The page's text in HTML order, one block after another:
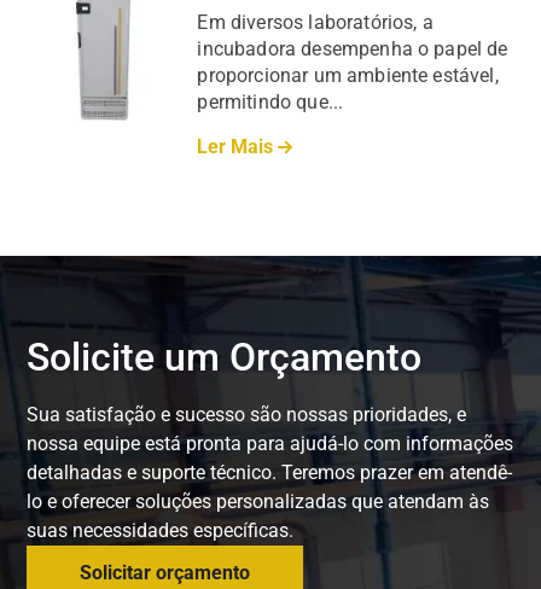
Em diversos laboratórios, a
incubadora desempenha o papel de
proporcionar um ambiente estável,
permitindo que...
Ler Mais
Solicite um Orçamento
Sua satisfação e sucesso são nossas prioridades, e
nossa equipe está pronta para ajudá-lo com informações
detalhadas e suporte técnico. Teremos prazer em atendê-
lo e oferecer soluções personalizadas que atendam às
suas necessidades específicas.
Solicitar orçamento